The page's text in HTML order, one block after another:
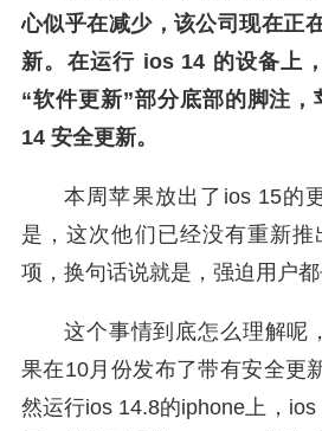
心似乎在减少，该公司现在正
新。在运行 ios 14 的设备上
“软件更新”部分底部的脚注
14 安全更新。
本周苹果放出了ios 15的
是，这次他们已经没有重新
项，换句话说就是，强迫用户都
这个事情到底怎么理解呢
果在10月份发布了带有安全更
然运行ios 14.8的iphone上，